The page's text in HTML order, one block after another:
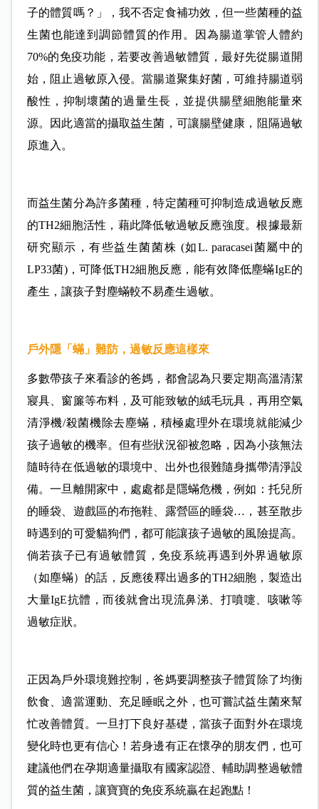
子的體質嗎？」，我不否定食補功效，但一些菌種的益
生菌也能達到調節體質的作用。因為腸道掌管人體約
70%的免疫功能，若要改善過敏體質，最好先從腸道開
始，阻止過敏原入侵。當腸道聚集好菌，可維持腸道弱
酸性，抑制壞菌的過量生長，並提供腸壁細胞能量來
源。因此適當的攝取益生菌，可讓腸壁健康，阻隔過敏
原進入。
而益生菌分為許多菌種，特定菌種可抑制造成過敏反應
的TH2細胞活性，藉此降低敏過敏反應強度。根據最新
研究顯示，有些益生菌菌株 (如L. paracasei菌屬中的
LP33菌)，可降低TH2細胞反應，能有效降低塵蟎IgE的
產生，讓孩子對塵蟎較不易產生過敏。
戶外隱「蟎」難防，過敏反應這樣來
多數帶孩子來看診的爸媽，都會認為只要定期高溫清潔
寢具、窗簾等布料，及可能致敏的絨毛玩具，再用空氣
清淨機/殺菌機除去塵蟎，積極處理外在環境就能減少
孩子過敏的機率。但有些狀況卻被忽略，因為小孩無法
隨時待在低過敏的環境中、出外也很難隨身攜帶清淨設
備。一旦離開家中，處處都是隱蟎危機，例如：托兒所
的睡袋、遊戲區的布拖鞋、露營區的睡袋… ，甚至散步
時遇到的可愛貓狗們，都可能讓孩子過敏的風險提高。
倘若孩子已有過敏體質，免疫系統再遇到外界過敏原
（如塵蟎）的話，反應後釋出過多的TH2細胞，製造出
大量IgE抗體，而後就會出現流鼻涕、打噴嚏、咳嗽等
過敏症狀。
正因為戶外環境難控制，爸媽要調整孩子體質除了均衡
飲食、適當運動、充足睡眠之外，也可嘗試益生菌來幫
忙改善體質。一旦打下良好基礎，當孩子面對外在環境
變化時也更有信心！若身邊有正在懷孕的朋友們，也可
建議他們在孕期適量攝取有國家認證、輔助調整過敏體
質的益生菌，讓寶寶的免疫系統贏在起跑點！